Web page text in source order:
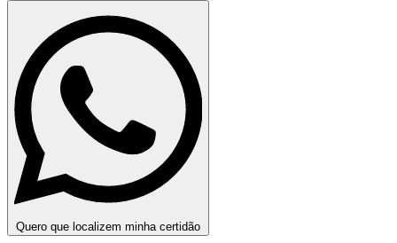
Quero que localizem minha certidão